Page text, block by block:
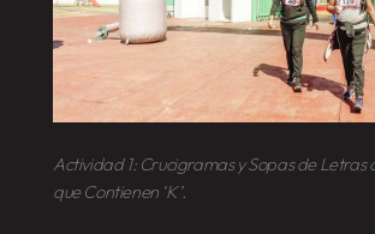
Actividad 1: Crucigramas y Sopas de Letras
que Contienen ‘K’.